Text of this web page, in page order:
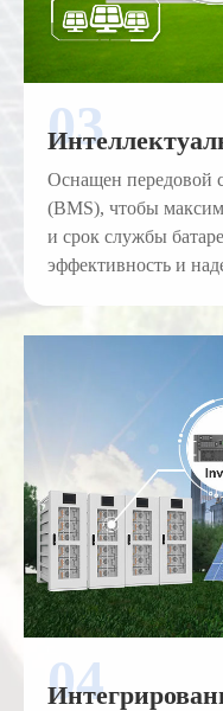
Оснащен передовой
(BMS), чтобы
и срок службы
эффективность и